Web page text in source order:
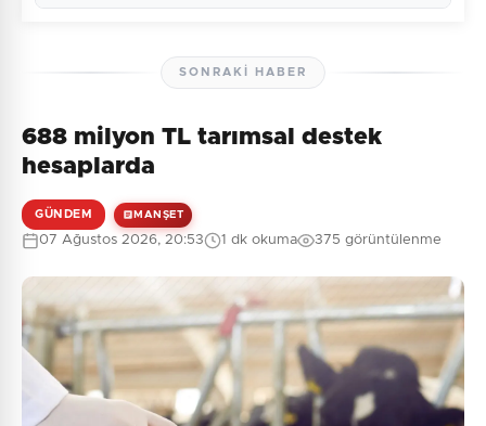
1 + 5 = ?
Gönder
Henüz yorum yapılmamış. İlk yorumu siz yapın!
SONRAKI HABER
688 milyon TL tarımsal destek
hesaplarda
GÜNDEM MANŞET
07 Ağustos 2026, 20:53 1 dk okuma 375 görüntülenme